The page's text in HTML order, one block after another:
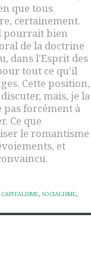
que tous
certainement.
pourrait bien
de la doctrine
dans l'Esprit des
tout ce qu'il
Cette position,
mais, je la
pas forcément à
Ce que
le romantisme
et
CAPITALISME, SOCIALISME,